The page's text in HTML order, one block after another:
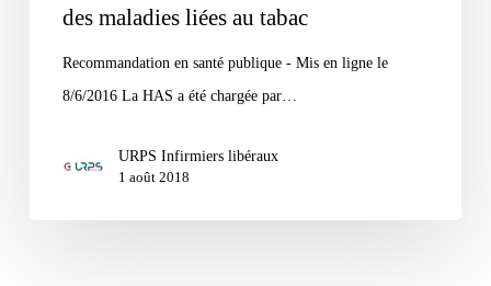
des maladies liées au tabac
Recommandation en santé publique - Mis en ligne le
8/6/2016 La HAS a été chargée par…
URPS Infirmiers libéraux
1 août 2018